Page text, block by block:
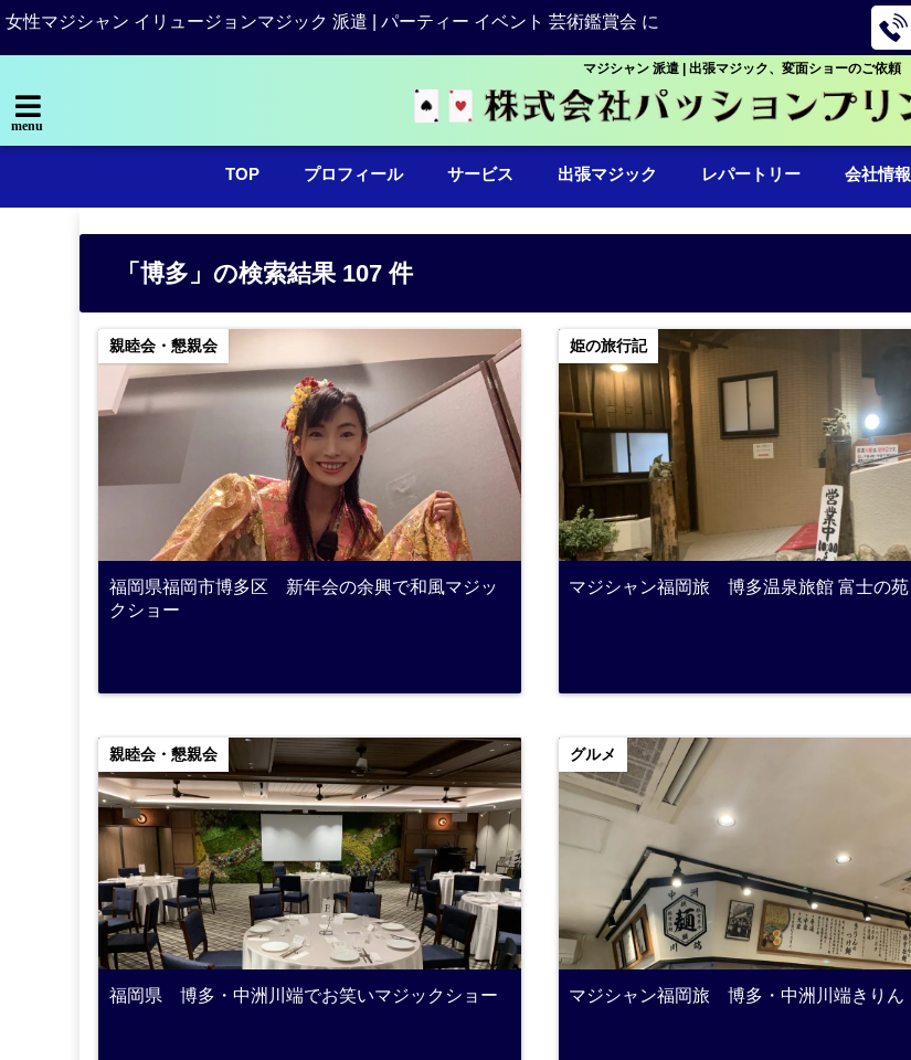
女性マジシャン イリュージョンマジック 派遣 | パーティー イベント 芸術鑑賞会 に
マジシャン 派遣 | 出張マジック、変面ショーのご依頼
menu
TOP プロフィール サービス 出張マジック レパートリー 会社情報
「博多」の検索結果 107 件
親睦会・懇親会
福岡県福岡市博多区 新年会の余興で和風マジッ
クショー
姫の旅行記
マジシャン福岡旅 博多温泉旅館 富士の苑
親睦会・懇親会
福岡県 博多・中洲川端でお笑いマジックショー
グルメ
マジシャン福岡旅 博多・中洲川端きりん